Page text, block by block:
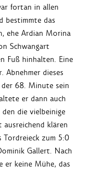
fortan in allen
bestimmte das
ehe Ardian Morina
Schwangart
Fuß hinhalten. Eine
Abnehmer dieses
68. Minute sein
er dann auch
den die vielbeinige
klären
zum 5:0
Gallert. Nach
er keine Mühe, das